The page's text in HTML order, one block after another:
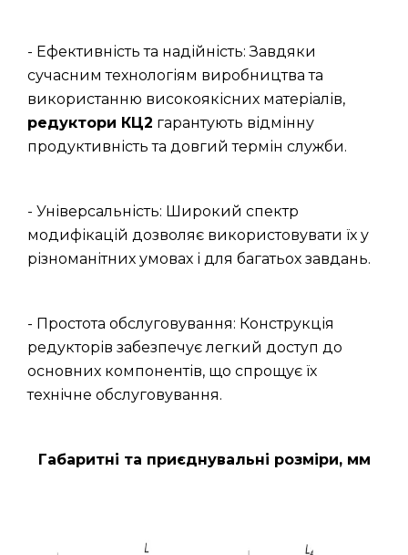
- Ефективність та надійність: Завдяки
сучасним технологіям виробництва та
використанню високоякісних матеріалів,
редуктори КЦ2 гарантують відмінну
продуктивність та довгий термін служби.
- Універсальність: Широкий спектр
модифікацій дозволяє використовувати їх у
різноманітних умовах і для багатьох завдань.
- Простота обслуговування: Конструкція
редукторів забезпечує легкий доступ до
основних компонентів, що спрощує їх
технічне обслуговування.
Габаритні та приєднувальні розміри, мм